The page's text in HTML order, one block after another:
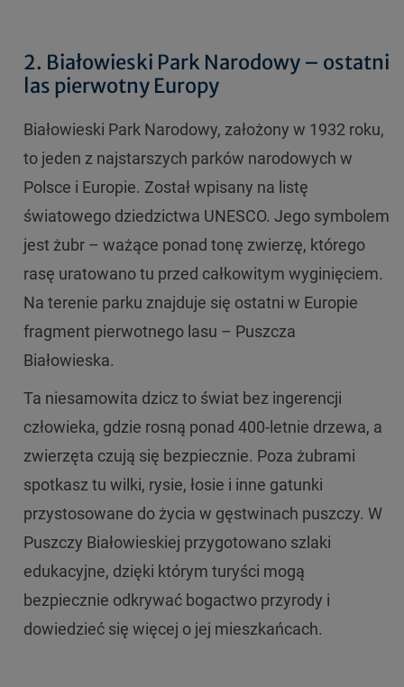
2. Białowieski Park Narodowy – ostatni
las pierwotny Europy
Białowieski Park Narodowy, założony w 1932 roku,
to jeden z najstarszych parków narodowych w
Polsce i Europie. Został wpisany na listę
światowego dziedzictwa UNESCO. Jego symbolem
jest żubr – ważące ponad tonę zwierzę, którego
rasę uratowano tu przed całkowitym wyginięciem.
Na terenie parku znajduje się ostatni w Europie
fragment pierwotnego lasu – Puszcza
Białowieska.
Ta niesamowita dzicz to świat bez ingerencji
człowieka, gdzie rosną ponad 400-letnie drzewa, a
zwierzęta czują się bezpiecznie. Poza żubrami
spotkasz tu wilki, rysie, łosie i inne gatunki
przystosowane do życia w gęstwinach puszczy. W
Puszczy Białowieskiej przygotowano szlaki
edukacyjne, dzięki którym turyści mogą
bezpiecznie odkrywać bogactwo przyrody i
dowiedzieć się więcej o jej mieszkańcach.